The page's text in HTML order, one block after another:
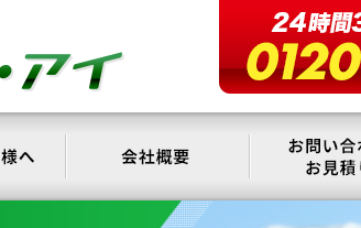
法人のお客様へ 会社概要